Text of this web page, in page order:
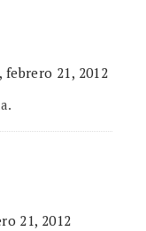
febrero 21, 2012
21, 2012